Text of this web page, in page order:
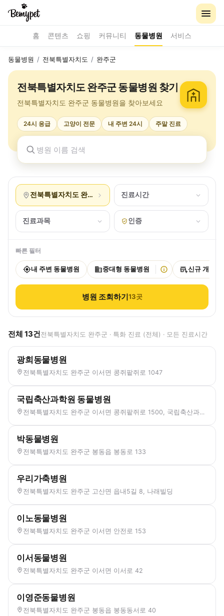
홈 콘텐츠 쇼핑 커뮤니티 동물병원 서비스
동물병원 / 전북특별자치도 / 완주군
전북특별자치도 완주군 동물병원 찾기
전북특별자치도 완주군 동물병원을 찾아보세요
24시 응급 고양이 전문 내 주변 24시 주말 진료
전북특별자치도 완주군 진료시간
진료과목 인증
빠른 필터
내 주변 동물병원 중대형 동물병원 신규 개원
병원 조회하기13곳
전체 13건전북특별자치도 완주군 · 특화 진료 (전체) · 모든 진료시간
광희동물병원
전북특별자치도 완주군 이서면 콩쥐팥쥐로 1047
국립축산과학원 동물병원
전북특별자치도 완주군 이서면 콩쥐팥쥐로 1500, 국립축산과학원
박동물병원
전북특별자치도 완주군 봉동읍 봉동로 133
우리가축병원
전북특별자치도 완주군 고산면 읍내5길 8, 나래빌딩
이노동물병원
전북특별자치도 완주군 이서면 안전로 153
이서동물병원
전북특별자치도 완주군 이서면 이서로 42
이영준동물병원
전북특별자치도 완주군 봉동읍 봉동동서로 40